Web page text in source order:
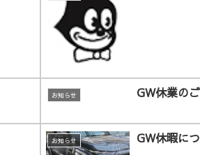
お知らせ GW休業の
お知らせ GW休暇に